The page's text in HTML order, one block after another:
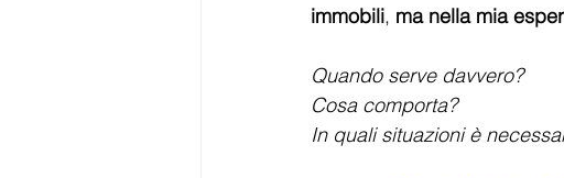
immobili, ma nella mia
Quando serve davvero?
Cosa comporta?
In quali situazioni è